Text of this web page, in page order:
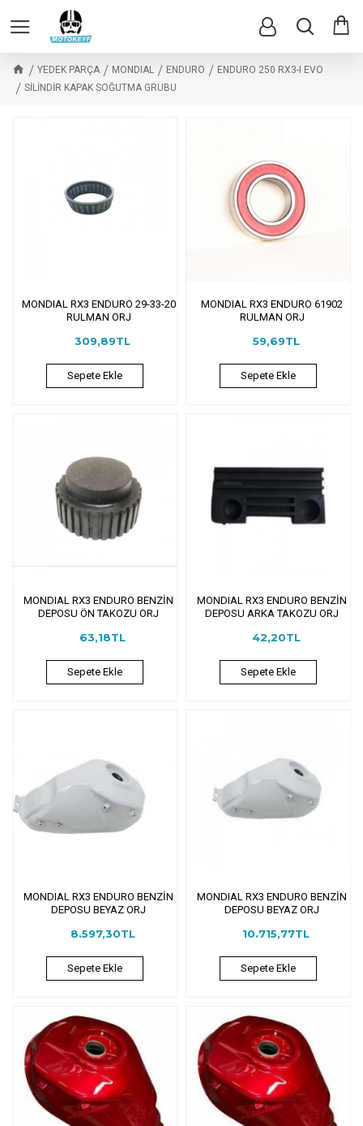
YEDEK PARÇA MONDIAL ENDURO
ENDURO 250 RX3-I EVO
SİLİNDİR KAPAK SOĞUTMA GRUBU
MONDIAL RX3 ENDURO 29-33-20
RULMAN ORJ
309,89TL
Sepete Ekle
MONDIAL RX3 ENDURO 61902
RULMAN ORJ
59,69TL
Sepete Ekle
MONDIAL RX3 ENDURO BENZİN
DEPOSU ÖN TAKOZU ORJ
63,18TL
Sepete Ekle
MONDIAL RX3 ENDURO BENZİN
DEPOSU ARKA TAKOZU ORJ
42,20TL
Sepete Ekle
MONDIAL RX3 ENDURO BENZİN
DEPOSU BEYAZ ORJ
8.597,30TL
Sepete Ekle
MONDIAL RX3 ENDURO BENZİN
DEPOSU BEYAZ ORJ
10.715,77TL
Sepete Ekle